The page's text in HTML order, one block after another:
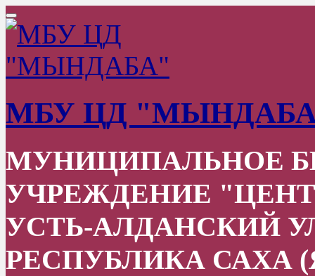
МБУ ЦД
МУНИЦИПАЛЬНОЕ
УЧРЕЖДЕНИЕ
УСТЬ-АЛДАНСКИЙ
РЕСПУБЛИКА САХА